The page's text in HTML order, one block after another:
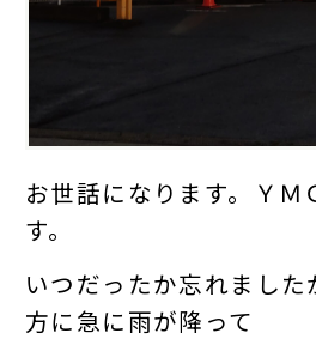
お世話になります。Ｙ
す。
いつだったか忘れました
方に急に雨が降って